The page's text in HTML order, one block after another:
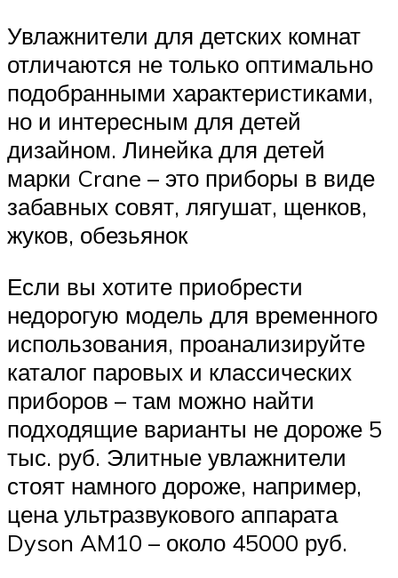
Увлажнители для детских комнат
отличаются не только оптимально
подобранными характеристиками,
но и интересным для детей
дизайном. Линейка для детей
марки Crane – это приборы в виде
забавных совят, лягушат, щенков,
жуков, обезьянок
Если вы хотите приобрести
недорогую модель для временного
использования, проанализируйте
каталог паровых и классических
приборов – там можно найти
подходящие варианты не дороже 5
тыс. руб. Элитные увлажнители
стоят намного дороже, например,
цена ультразвукового аппарата
Dyson AM10 – около 45000 руб.